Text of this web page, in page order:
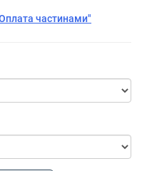
частинами"